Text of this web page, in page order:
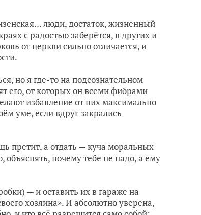
люди, достаток, жизненный
с радостью заберётся, в других и
от церкви сильно отличается, и
но я где-то на подсознательном
его, от которых он всеми фибрами
избавление от них максимально
уме, если вдруг закрались
претит, а отдать — куча моральных
объяснять, почему тебе не надо, а ему
— и оставить их в гараже на
хозяина». И абсолютно уверена,